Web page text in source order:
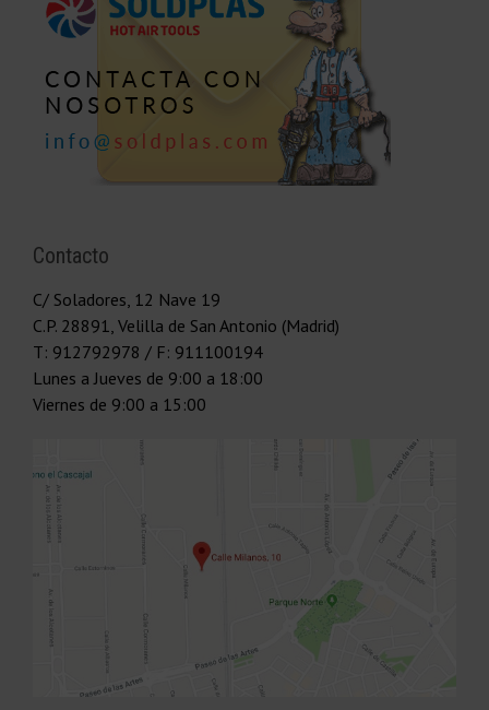
Contacto
C/ Soladores, 12 Nave 19
C.P. 28891 Velilla de San Antonio (Madrid)
T: 912792978 / F: 911100194
Lunes a Jueves de 9:00 a 18:00
Viernes de 9:00 a 15:00